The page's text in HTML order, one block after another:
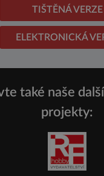
TIŠTĚNÁ VERZE
ELEKTRONICKÁ
také naše
projekty: